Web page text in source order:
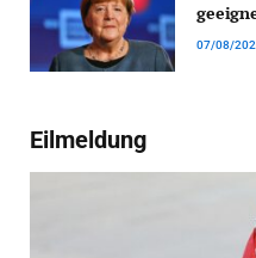
07/08/
Eilmeldung